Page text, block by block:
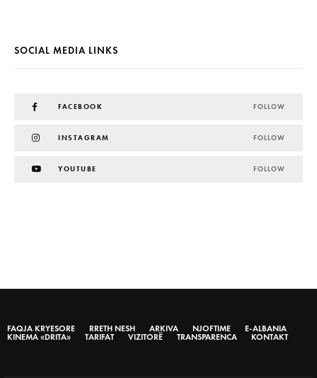
SOCIAL MEDIA LINKS
FACEBOOK FOLLOW
INSTAGRAM FOLLOW
YOUTUBE FOLLOW
FAQJA KRYESORE RRETH NESH ARKIVA NJOFTIME
E-ALBANIA
KINEMA «DRITA»
TARIFAT VIZITORË TRANSPARENCA KONTAKT